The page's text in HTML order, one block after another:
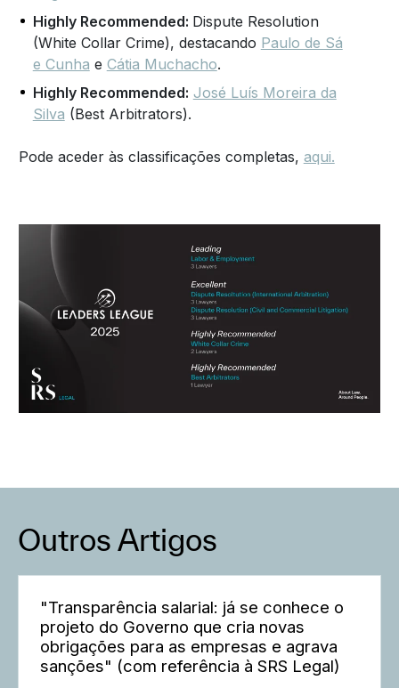
Highly Recommended: Dispute Resolution
(White Collar Crime), destacando Paulo de Sá
e Cunha e Cátia Muchacho.
Highly Recommended: José Luís Moreira da
Silva (Best Arbitrators).
Pode aceder às classificações completas, aqui.
Outros Artigos
"Transparência salarial: já se conhece o
projeto do Governo que cria novas
obrigações para as empresas e agrava
sanções" (com referência à SRS Legal)